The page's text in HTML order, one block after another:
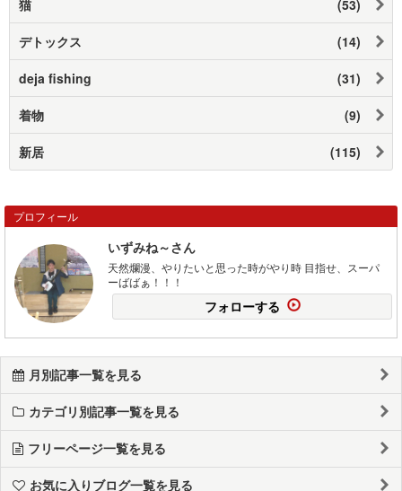
猫 (53)
デトックス (14)
deja fishing (31)
着物 (9)
新居 (115)
プロフィール
いずみね～さん
天然爛漫、やりたいと思った時がやり時 目指せ、スーパ
ーばばぁ！！！
フォローする
月別記事一覧を見る
カテゴリ別記事一覧を見る
フリーページ一覧を見る
お気に入りブログ一覧を見る